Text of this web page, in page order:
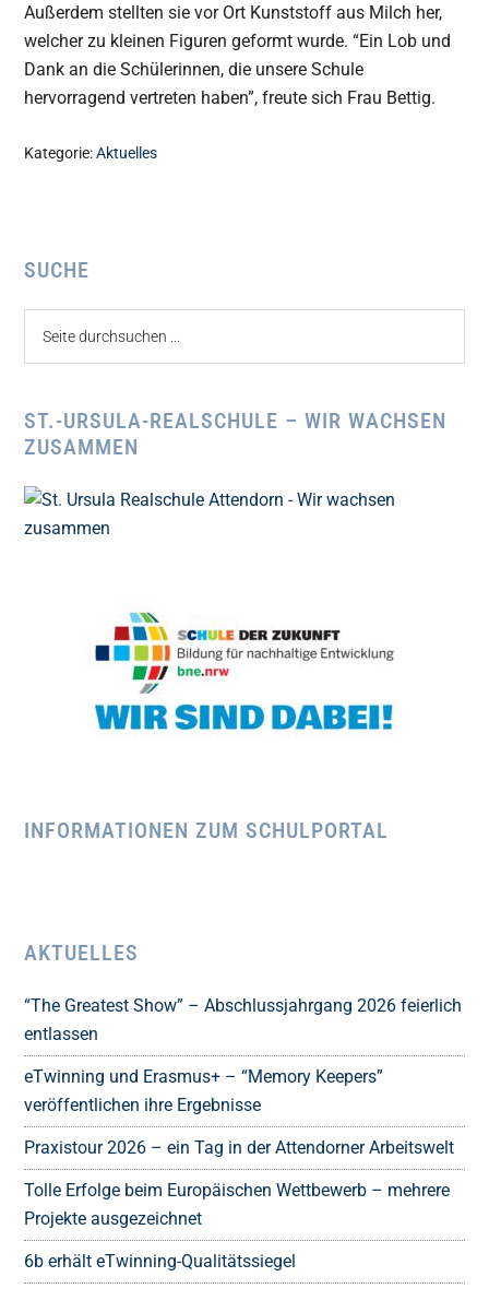
Außerdem stellten sie vor Ort Kunststoff aus Milch her,
welcher zu kleinen Figuren geformt wurde. “Ein Lob und
Dank an die Schülerinnen, die unsere Schule
hervorragend vertreten haben”, freute sich Frau Bettig.
Kategorie:Aktuelles
Seitenspalte
SUCHE
ST.-URSULA-REALSCHULE – WIR WACHSEN
ZUSAMMEN
INFORMATIONEN ZUM SCHULPORTAL
AKTUELLES
“The Greatest Show” – Abschlussjahrgang 2026 feierlich
entlassen
eTwinning und Erasmus+ – “Memory Keepers”
veröffentlichen ihre Ergebnisse
Praxistour 2026 – ein Tag in der Attendorner Arbeitswelt
Tolle Erfolge beim Europäischen Wettbewerb – mehrere
Projekte ausgezeichnet
6b erhält eTwinning-Qualitätssiegel